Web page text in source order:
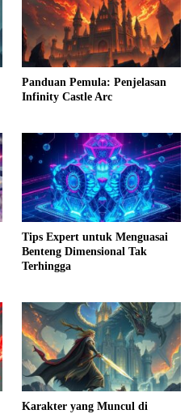
Panduan Pemula: Penjelasan
Infinity Castle Arc
Tips Expert untuk Menguasai
Benteng Dimensional Tak
Terhingga
Karakter yang Muncul di